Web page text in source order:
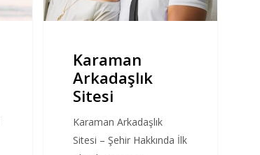
Karaman
Arkadaşlık
Sitesi
Karaman Arkadaşlık
Sitesi – Şehir Hakkında İlk